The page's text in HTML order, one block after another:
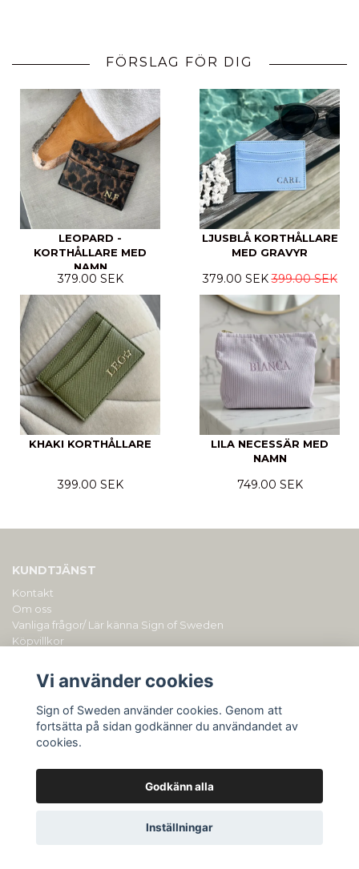
FÖRSLAG FÖR DIG
LEOPARD -
KORTHÅLLARE MED
NAMN
379.00 SEK
LJUSBLÅ KORTHÅLLARE
MED GRAVYR
379.00 SEK399.00 SEK
KHAKI KORTHÅLLARE
399.00 SEK
LILA NECESSÄR MED
NAMN
749.00 SEK
KUNDTJÄNST
Kontakt
Om oss
Vanliga frågor/ Lär känna Sign of Sweden
Köpvillkor
PERSONLIGA PRESENTER MED GRAVYR/ BRODYR
Sign of Sweden drivs av Duly AB (org.nr: 559153-0901). Du kan
alltid kontakta oss på
hellosignofsweden@gmail.com
Vi använder cookies
Sign of Sweden använder cookies. Genom att
fortsätta på sidan godkänner du användandet av
cookies.
Godkänn alla
Inställningar